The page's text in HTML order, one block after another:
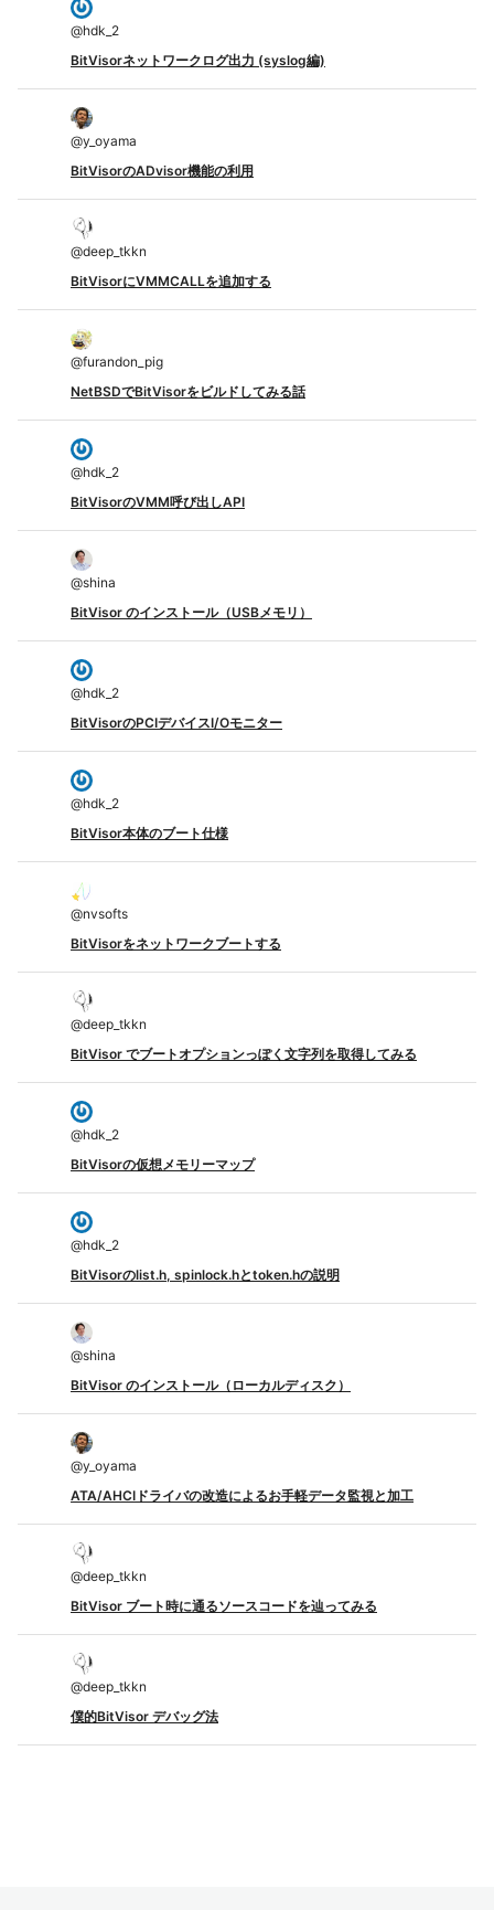
@hdk_2
BitVisorネットワークログ出力 (syslog編)
@y_oyama
BitVisorのADvisor機能の利用
@deep_tkkn
BitVisorにVMMCALLを追加する
@furandon_pig
NetBSDでBitVisorをビルドしてみる話
@hdk_2
BitVisorのVMM呼び出しAPI
@shina
BitVisor のインストール（USBメモリ）
@hdk_2
BitVisorのPCIデバイスI/Oモニター
@hdk_2
BitVisor本体のブート仕様
@nvsofts
BitVisorをネットワークブートする
@deep_tkkn
BitVisor でブートオプションっぽく文字列を取得してみる
@hdk_2
BitVisorの仮想メモリーマップ
@hdk_2
BitVisorのlist.h, spinlock.hとtoken.hの説明
@shina
BitVisor のインストール（ローカルディスク）
@y_oyama
ATA/AHCIドライバの改造によるお手軽データ監視と加工
@deep_tkkn
BitVisor ブート時に通るソースコードを辿ってみる
@deep_tkkn
僕的BitVisor デバッグ法